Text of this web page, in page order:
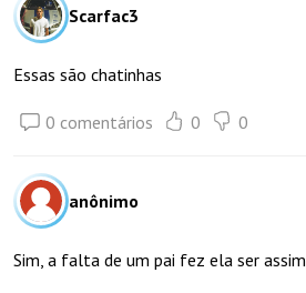
Scarfac3
Essas são chatinhas
0 comentários 0 0
anônimo
Sim, a falta de um pai fez ela ser assim